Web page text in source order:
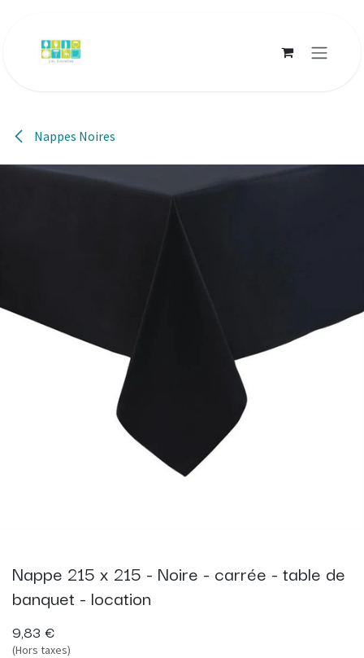
Nappes Noires
Nappe 215 x 215 - Noire - carrée - table de
banquet - location
9,83 €
(Hors taxes)